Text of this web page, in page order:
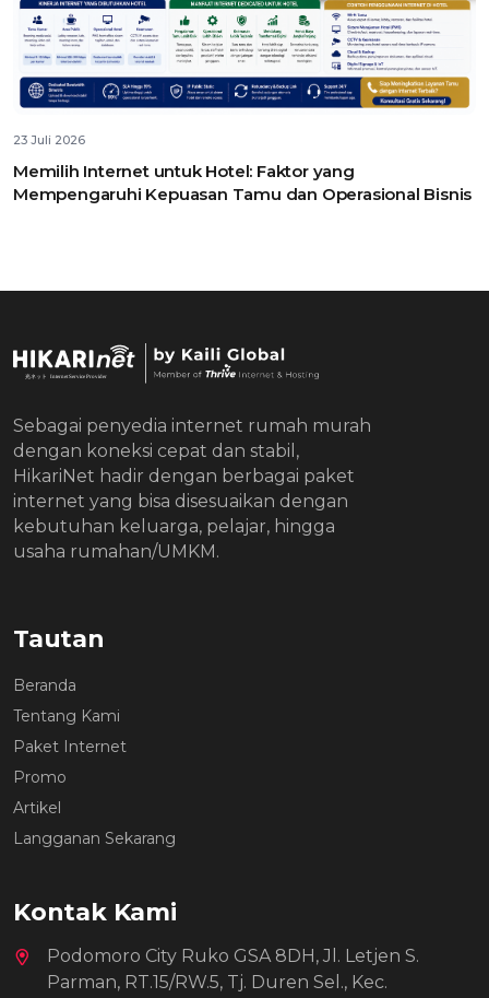
23 Juli 2026
Memilih Internet untuk Hotel: Faktor yang
Mempengaruhi Kepuasan Tamu dan Operasional Bisnis
Sebagai penyedia internet rumah murah
dengan koneksi cepat dan stabil,
HikariNet hadir dengan berbagai paket
internet yang bisa disesuaikan dengan
kebutuhan keluarga, pelajar, hingga
usaha rumahan/UMKM.
Tautan
Beranda
Tentang Kami
Paket Internet
Promo
Artikel
Langganan Sekarang
Kontak Kami
Podomoro City Ruko GSA 8DH, Jl. Letjen S.
Parman, RT.15/RW.5, Tj. Duren Sel., Kec.